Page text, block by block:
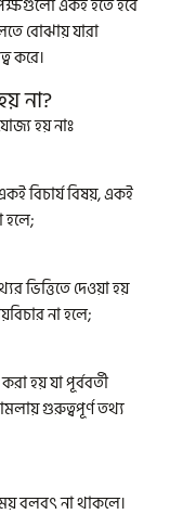
একই হতে হবে
বোঝায় যারা
করে।
না?
হয় নাঃ
বিচার্য বিষয়, একই
হলে;
ভিত্তিতে দেওয়া হয়
না হলে;
হয় যা পূর্ববর্তী
গুরুত্বপূর্ণ তথ্য
বলবৎ না থাকলে।